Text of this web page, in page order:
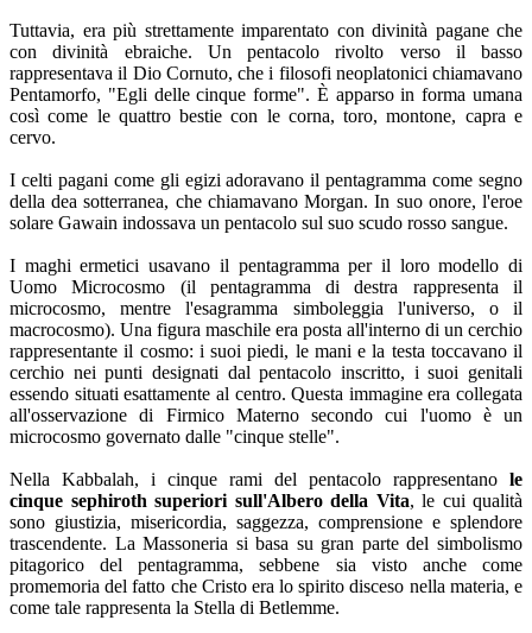
Tuttavia, era più strettamente imparentato con divinità pagane che
con divinità ebraiche. Un pentacolo rivolto verso il basso
rappresentava il Dio Cornuto, che i filosofi neoplatonici chiamavano
Pentamorfo, "Egli delle cinque forme". È apparso in forma umana
così come le quattro bestie con le corna, toro, montone, capra e
cervo.
I celti pagani come gli egizi adoravano il pentagramma come segno
della dea sotterranea, che chiamavano Morgan. In suo onore, l'eroe
solare Gawain indossava un pentacolo sul suo scudo rosso sangue.
I maghi ermetici usavano il pentagramma per il loro modello di
Uomo Microcosmo (il pentagramma di destra rappresenta il
microcosmo, mentre l'esagramma simboleggia l'universo, o il
macrocosmo). Una figura maschile era posta all'interno di un cerchio
rappresentante il cosmo: i suoi piedi, le mani e la testa toccavano il
cerchio nei punti designati dal pentacolo inscritto, i suoi genitali
essendo situati esattamente al centro. Questa immagine era collegata
all'osservazione di Firmico Materno secondo cui l'uomo è un
microcosmo governato dalle "cinque stelle".
Nella Kabbalah, i cinque rami del pentacolo rappresentano le
cinque sephiroth superiori sull'Albero della Vita, le cui qualità
sono giustizia, misericordia, saggezza, comprensione e splendore
trascendente. La Massoneria si basa su gran parte del simbolismo
pitagorico del pentagramma, sebbene sia visto anche come
promemoria del fatto che Cristo era lo spirito disceso nella materia, e
come tale rappresenta la Stella di Betlemme.